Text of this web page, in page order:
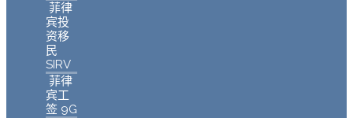
菲律
宾投
资移
民
SIRV
菲律
宾工
签 9G